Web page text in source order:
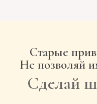
Старые
Не позволяй
Сделай